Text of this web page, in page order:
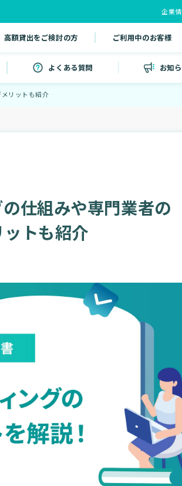
企業
高額貸出をご検討の方 ご利用中のお客様
よくある質問 お知
リットも紹介
仕組みや専門業者の
トも紹介